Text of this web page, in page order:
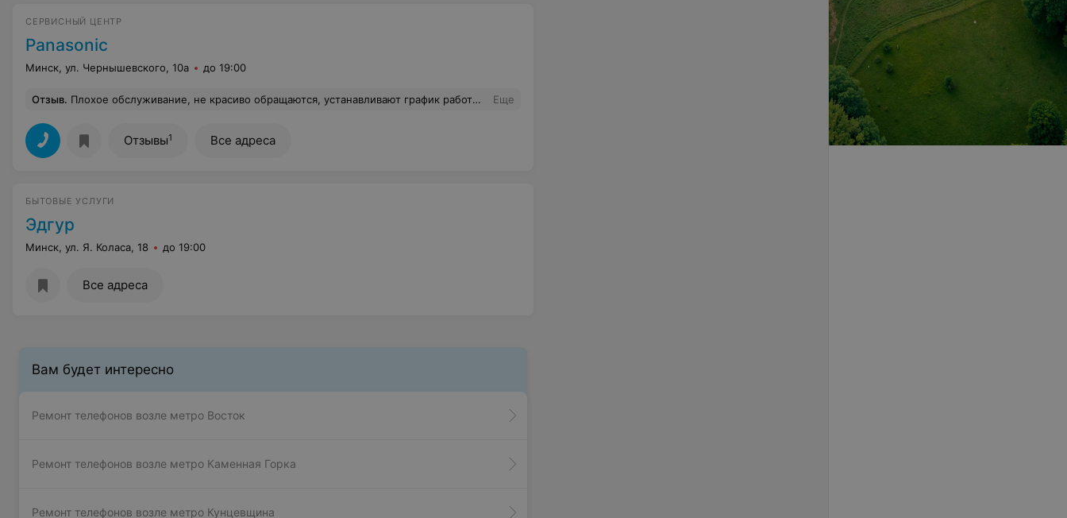
СЕРВИСНЫЙ ЦЕНТР
Panasonic
Минск, ул. Чернышевского, 10а до 19:00
Отзыв. Плохое обслуживание, не красиво обращаются, устанавливают график работы так как им удобно, написав бумагу на двери "по техническим причинам". Привёз музыкальный центр на гарантийный ремонт, играет очень плохо, с эхом, с какими то хрипами , звук проседает, мастер сказал что несчем сравнивать, всё работает, глухой бы и то понял что качество звука оставляет желать лучшего, даже на диагностику не взяли, музыкальный центр совершенно новый Еще
Отзывы1 Все адреса
БЫТОВЫЕ УСЛУГИ
Эдгур
Минск, ул. Я. Коласа, 18 до 19:00
Все адреса
Вам будет интересно
Ремонт телефонов возле метро Восток
Ремонт телефонов возле метро Каменная Горка
Ремонт телефонов возле метро Кунцевщина